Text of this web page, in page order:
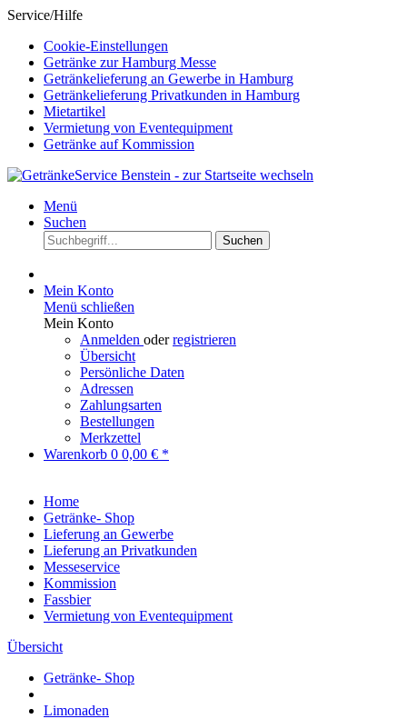
Service/Hilfe
Cookie-Einstellungen
Getränke zur Hamburg Messe
Getränkelieferung an Gewerbe in Hamburg
Getränkelieferung Privatkunden in Hamburg
Mietartikel
Vermietung von Eventequipment
Getränke auf Kommission
Menü
Suchen
Suchen
Mein Konto
Menü schließen
Mein Konto
Anmelden oderregistrieren
Übersicht
Persönliche Daten
Adressen
Zahlungsarten
Bestellungen
Merkzettel
Warenkorb 0 0,00 € *
Home
Getränke- Shop
Lieferung an Gewerbe
Lieferung an Privatkunden
Messeservice
Kommission
Fassbier
Vermietung von Eventequipment
Übersicht
Getränke- Shop
Limonaden